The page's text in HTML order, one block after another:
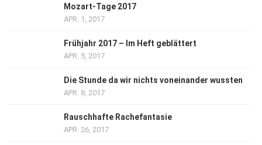
Mozart-Tage 2017
APR. 1, 2017
Frühjahr 2017 – Im Heft geblättert
APR. 5, 2017
Die Stunde da wir nichts voneinander wussten
APR. 8, 2017
Rauschhafte Rachefantasie
APR. 26, 2017